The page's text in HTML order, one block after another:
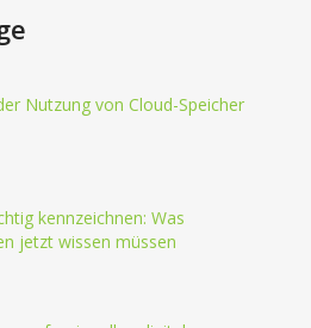
Nutzung von Cloud-Speicher
kennzeichnen: Was
jetzt wissen müssen